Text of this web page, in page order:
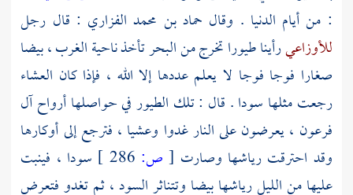
: من أيام الدنيا . وقال حماد بن محمد الفزاري : قال رجل
للأوزاعيرأينا طيورا تخرج من البحر تأخذ ناحية الغرب ، بيضا
صغارا فوجا فوجا لا يعلم عددها إلا الله ، فإذا كان العشاء
رجعت مثلها سودا . قال : تلك الطيور في حواصلها أرواحآل
فرعون ، يعرضون على النار غدوا وعشيا ، فترجع إلى أوكارها
وقد احترقت رياشها وصارت [ ص:
سودا ، فينبت
عليها من الليل رياشها بيضا وتتناثر السود ، ثم تغدو فتعرض